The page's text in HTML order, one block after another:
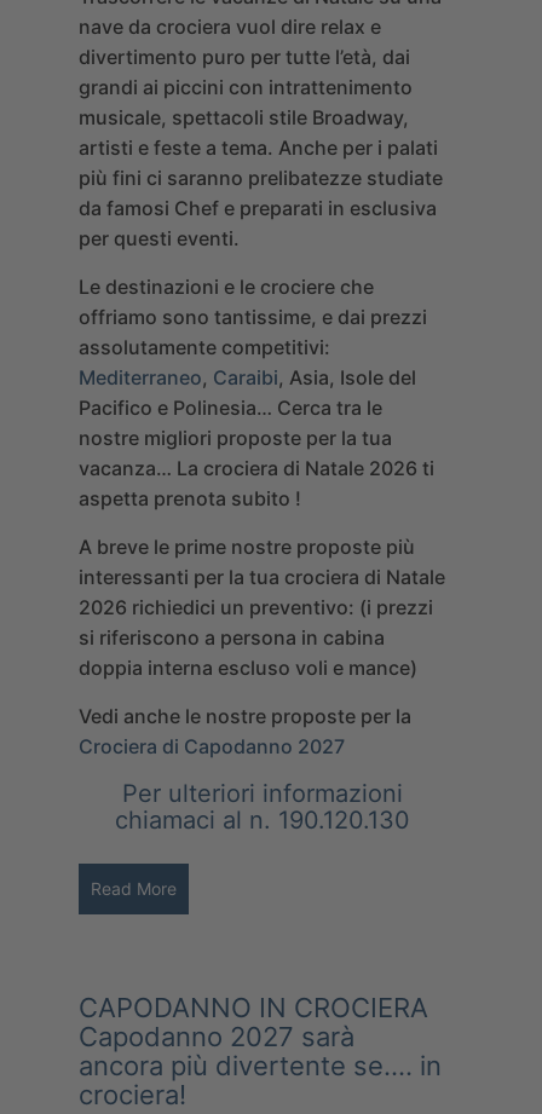
nave da crociera vuol dire relax e
divertimento puro per tutte l’età, dai
grandi ai piccini con intrattenimento
musicale, spettacoli stile Broadway,
artisti e feste a tema. Anche per i palati
più fini ci saranno prelibatezze studiate
da famosi Chef e preparati in esclusiva
per questi eventi.
Le destinazioni e le crociere che
offriamo sono tantissime, e dai prezzi
assolutamente competitivi:
Mediterraneo, Caraibi, Asia, Isole del
Pacifico e Polinesia… Cerca tra le
nostre migliori proposte per la tua
vacanza… La crociera di Natale 2026 ti
aspetta prenota subito !
A breve le prime nostre proposte più
interessanti per la tua crociera di Natale
2026 richiedici un preventivo: (i prezzi
si riferiscono a persona in cabina
doppia interna escluso voli e mance)
Vedi anche le nostre proposte per la
Crociera di Capodanno 2027
Per ulteriori informazioni
chiamaci al n. 190.120.130
Read More
CAPODANNO IN CROCIERA
Capodanno 2027 sarà
ancora più divertente se…. in
crociera!